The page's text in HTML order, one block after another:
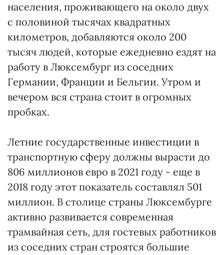
населения, проживающего на около двух
с половиной тысячах квадратных
километров, добавляются около 200
тысяч людей, которые ежедневно ездят на
работу в Люксембург из соседних
Германии, Франции и Бельгии. Утром и
вечером вся страна стоит в огромных
пробках.
Летние государственные инвестиции в
транспортную сферу должны вырасти до
806 миллионов евро в 2021 году - еще в
2018 году этот показатель составлял 501
миллион. В столице страны Люксембурге
активно развивается современная
трамвайная сеть, для гостевых работников
из соседних стран строятся большие